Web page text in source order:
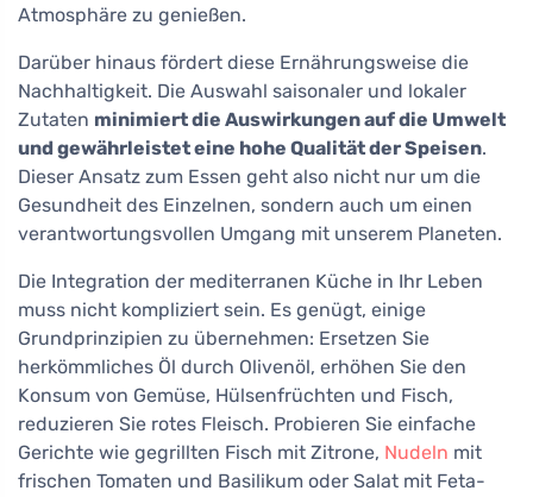
Atmosphäre zu genießen.
Darüber hinaus fördert diese Ernährungsweise die
Nachhaltigkeit. Die Auswahl saisonaler und lokaler
Zutaten minimiert die Auswirkungen auf die Umwelt
und gewährleistet eine hohe Qualität der Speisen.
Dieser Ansatz zum Essen geht also nicht nur um die
Gesundheit des Einzelnen, sondern auch um einen
verantwortungsvollen Umgang mit unserem Planeten.
Die Integration der mediterranen Küche in Ihr Leben
muss nicht kompliziert sein. Es genügt, einige
Grundprinzipien zu übernehmen: Ersetzen Sie
herkömmliches Öl durch Olivenöl, erhöhen Sie den
Konsum von Gemüse, Hülsenfrüchten und Fisch,
reduzieren Sie rotes Fleisch. Probieren Sie einfache
Gerichte wie gegrillten Fisch mit Zitrone, Nudeln mit
frischen Tomaten und Basilikum oder Salat mit Feta-